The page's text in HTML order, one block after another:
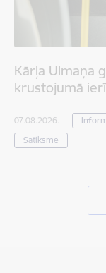
Kārļa Ulmaņa
krustojumā
07.08.2026.
Satiksme